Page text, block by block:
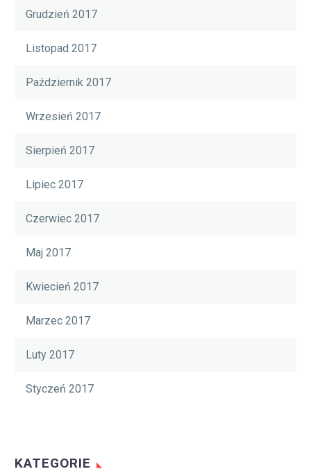
Grudzień 2017
Listopad 2017
Październik 2017
Wrzesień 2017
Sierpień 2017
Lipiec 2017
Czerwiec 2017
Maj 2017
Kwiecień 2017
Marzec 2017
Luty 2017
Styczeń 2017
KATEGORIE